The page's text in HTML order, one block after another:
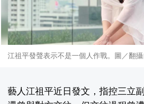
江祖平發聲表示不是一個人作戰。圖／翻
藝人江祖平近日發文，指控三立